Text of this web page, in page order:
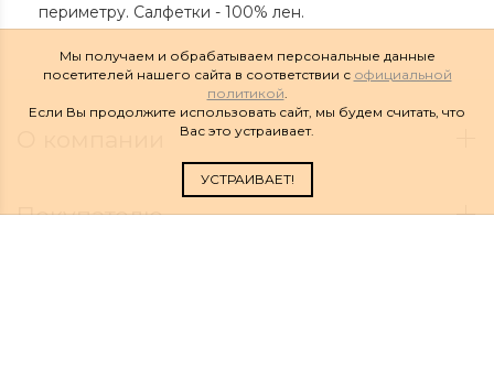
периметру. Салфетки - 100% лен.
Покупателю
Мы получаем и обрабатываем персональные данные
посетителей нашего сайта в соответствии с официальной
политикой.
Если Вы продолжите использовать сайт, мы будем считать, что
Вас это устраивает.
УСТРАИВАЕТ!